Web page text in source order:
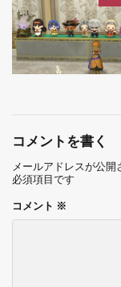
コメントを書く
メールアドレスが公開
必須項目です
コメント ※